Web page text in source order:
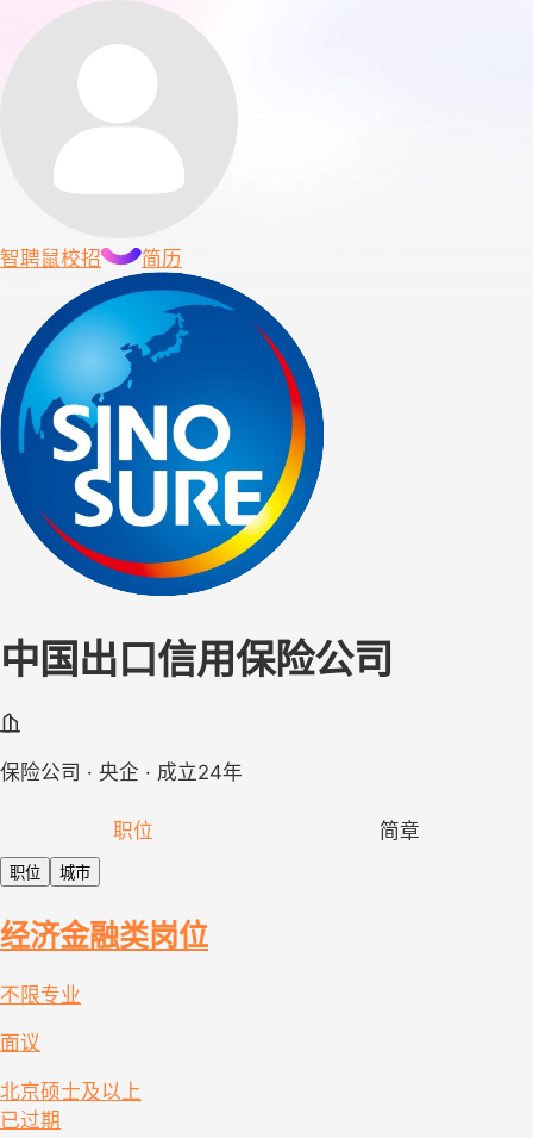
智聘鼠校招 简历
中国出口信用保险公司
保险公司 · 央企 · 成立24年
职位 简章
职位 城市
经济金融类岗位
不限专业
面议
北京硕士及以上
已过期